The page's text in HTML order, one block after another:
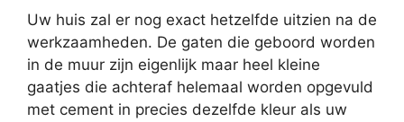
Uw huis zal er nog exact hetzelfde uitzien na de
werkzaamheden. De gaten die geboord worden
in de muur zijn eigenlijk maar heel kleine
gaatjes die achteraf helemaal worden opgevuld
met cement in precies dezelfde kleur als uw